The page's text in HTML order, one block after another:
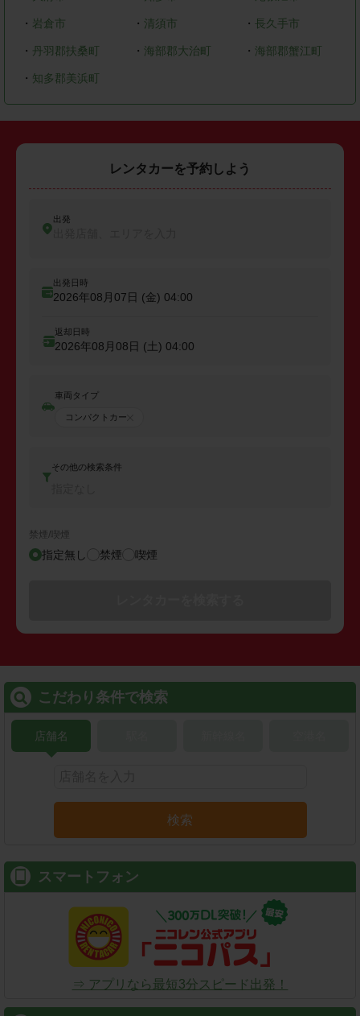
・ 岩倉市 ・ 清須市 ・ 長久手市
・ 丹羽郡扶桑町 ・ 海部郡大治町 ・ 海部郡蟹江町
・ 知多郡美浜町
レンタカーを予約しよう
出発
出発日時
2026年08月07日 (金) 04:00
返却日時
2026年08月08日 (土) 04:00
車両タイプ
コンパクトカー
その他の検索条件
禁煙/喫煙
指定無し 禁煙 喫煙
こだわり条件で検索
店舗名
検索
スマートフォン
⇒ アプリなら最短3分スピード出発！